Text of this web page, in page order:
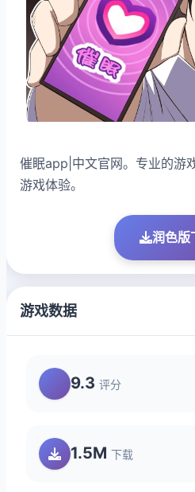
催眠app|中文官网。专业的游
游戏体验。
润色版
游戏数据
9.3 评分
1.5M 下载